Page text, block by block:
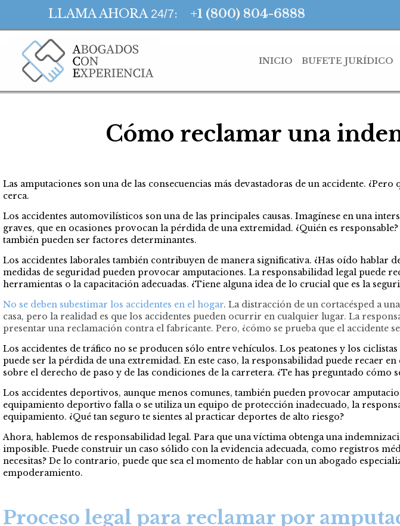
LLAMA AHORA 24/7: +1 (800) 804-6888
INICIO BUFETE JURÍDICO
Cómo reclamar una
Las amputaciones son una de las consecuencias más devastadoras de un accidente.
cerca.
Los accidentes automovilísticos son una de las principales causas. Imagínese en una
graves, que en ocasiones provocan la pérdida de una extremidad. ¿Quién es
también pueden ser factores determinantes.
Los accidentes laborales también contribuyen de manera significativa. ¿Has oído
medidas de seguridad pueden provocar amputaciones. La responsabilidad legal puede
herramientas o la capacitación adecuadas. ¿Tiene alguna idea de lo crucial que es la
No se deben subestimar los accidentes en el hogar. La distracción de un cortacésped a
casa, pero la realidad es que los accidentes pueden ocurrir en cualquier lugar. La
presentar una reclamación contra el fabricante. Pero, ¿cómo se prueba que el accidente
Los accidentes de tráfico no se producen sólo entre vehículos. Los peatones y los
puede ser la pérdida de una extremidad. En este caso, la responsabilidad puede recaer
sobre el derecho de paso y de las condiciones de la carretera. ¿Te has preguntado cómo
Los accidentes deportivos, aunque menos comunes, también pueden provocar
equipamiento deportivo falla o se utiliza un equipo de protección inadecuado, la
equipamiento. ¿Qué tan seguro te sientes al practicar deportes de alto riesgo?
Ahora, hablemos de responsabilidad legal. Para que una víctima obtenga una
imposible. Puede construir un caso sólido con la evidencia adecuada, como registros
necesitas? De lo contrario, puede que sea el momento de hablar con un abogado
empoderamiento.
Proceso legal para reclamar por